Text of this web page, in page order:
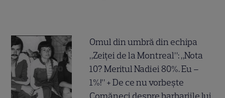
Omul din umbră din echipa
„Zeiței de la Montreal”: „Nota
10? Meritul Nadiei 80%. Eu –
1%!” + De ce nu vorbește